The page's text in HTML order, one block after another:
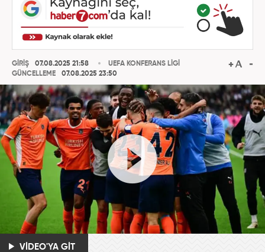
GİRİŞ
07.08.2025 21:58
GÜNCELLEME
07.08.2025 23:50
UEFA KONFERANS LİGİ
VİDEO'YA GİT